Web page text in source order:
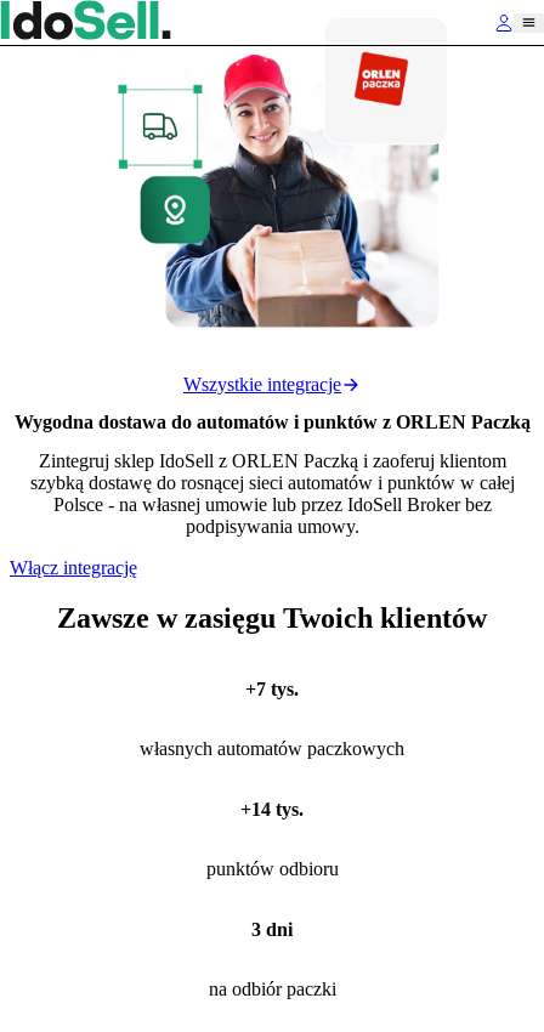
Wszystkie integracje
Wygodna dostawa do automatów i punktów z ORLEN Paczką
Zintegruj sklep IdoSell z ORLEN Paczką i zaoferuj klientom
szybką dostawę do rosnącej sieci automatów i punktów w całej
Polsce - na własnej umowie lub przez IdoSell Broker bez
podpisywania umowy.
Włącz integrację
Zawsze w zasięgu Twoich klientów
+7 tys.
własnych automatów paczkowych
+14 tys.
punktów odbioru
3 dni
na odbiór paczki